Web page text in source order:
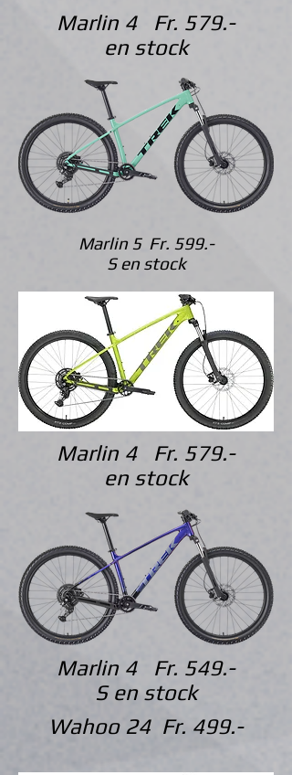
Marlin 4 Fr. 579.-
en stock
Marlin 5 Fr. 599.-
S en stock
Marlin 4 Fr. 579.-
en stock
Marlin 4 Fr. 549.-
S en stock
Wahoo 24 Fr. 499.-